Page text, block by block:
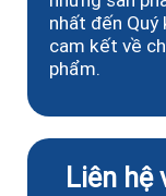
nhất đến Quý
cam kết về
phẩm.
Liên